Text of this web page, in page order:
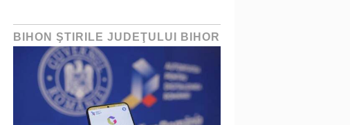
BIHON ŞTIRILE JUDEŢULUI BIHOR